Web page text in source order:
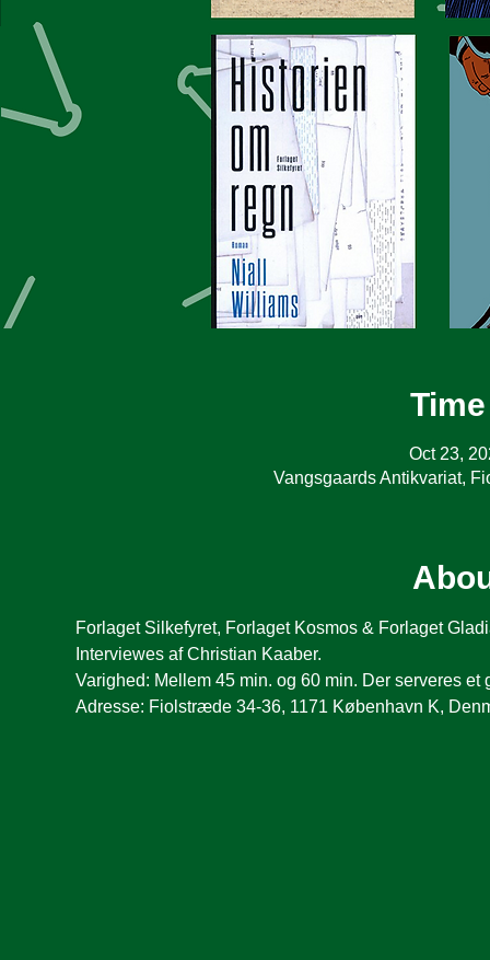
Oct 23,
Vangsgaards Antikvariat,
Forlaget Silkefyret, Forlaget Kosmos & Forlaget
Interviewes af Christian Kaaber.
Varighed: Mellem 45 min. og 60 min. Der serveres
Adresse: Fiolstræde 34-36, 1171 København K,